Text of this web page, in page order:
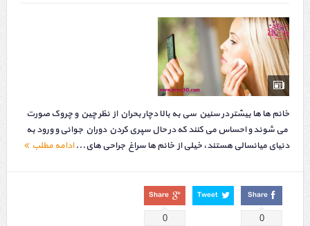
خانم ها ها بیشتر در سنین سی به بالا دچار بحران از نظر چین و چروک صورت
می شوند و احساس می کنند که در حال سپری کردن دوران جوانی و ورود به
دنیای میانسالی هستند، خیلی از خانم ها سراغ جراحی های...ادامه مطلب
Share
0
Tweet
Share
0